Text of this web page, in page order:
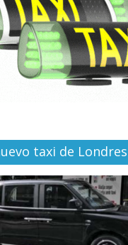
taxi de Londres